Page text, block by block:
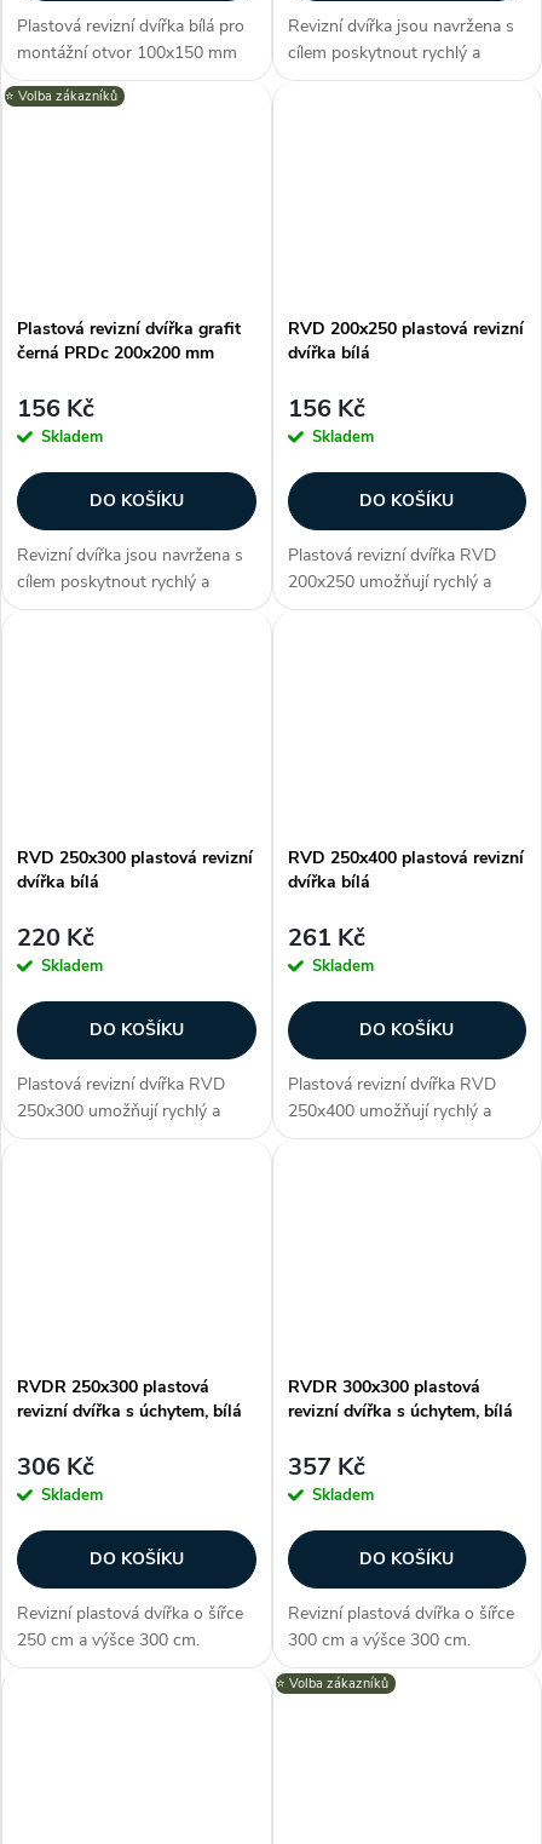
Plastová revizní dvířka bílá pro
montážní otvor 100x150 mm
nabízí snadný a elegantní
přístup k skrytým instalacím za
Revizní dvířka jsou navržena s
cílem poskytnout rychlý a
efektivní způsob inspekce,
⭐️ Volba zákazníků
Plastová revizní dvířka grafit
černá PRDc 200x200 mm
156 Kč
Skladem
DO KOŠÍKU
Revizní dvířka jsou navržena s
cílem poskytnout rychlý a
efektivní způsob inspekce,
RVD 200x250 plastová revizní
dvířka bílá
156 Kč
Skladem
DO KOŠÍKU
Plastová revizní dvířka RVD
200x250 umožňují rychlý a
pohodlný přístup k ukrytým
RVD 250x300 plastová revizní
dvířka bílá
220 Kč
Skladem
DO KOŠÍKU
Plastová revizní dvířka RVD
250x300 umožňují rychlý a
pohodlný přístup k ukrytým
RVD 250x400 plastová revizní
dvířka bílá
261 Kč
Skladem
DO KOŠÍKU
Plastová revizní dvířka RVD
250x400 umožňují rychlý a
pohodlný přístup k ukrytým
RVDR 250x300 plastová
revizní dvířka s úchytem, bílá
306 Kč
Skladem
DO KOŠÍKU
Revizní plastová dvířka o šířce
250 cm a výšce 300 cm.
Otevírání je výrazně usnadněno
RVDR 300x300 plastová
revizní dvířka s úchytem, bílá
357 Kč
Skladem
DO KOŠÍKU
Revizní plastová dvířka o šířce
300 cm a výšce 300 cm.
Otevírání je výrazně usnadněno
díky úchytu na přední straně
⭐️ Volba zákazníků